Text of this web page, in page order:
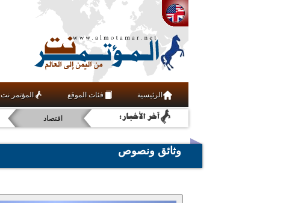
الرئيسية فئات الموقع المؤتمر نت
اقتصاد
وثائق ونصوص